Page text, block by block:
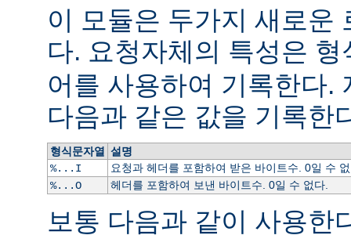
이 모듈은 두가지 새로운
다. 요청자체의 특성은
어를 사용하여 기록한다.
다음과 같은 값을 기록한
형식문자열
설명
%...I
요청과 헤더를 포함하여 받은 바이트수. 0일 수
%...O
헤더를 포함하여 보낸 바이트수. 0일 수 없다.
보통 다음과 같이 사용한